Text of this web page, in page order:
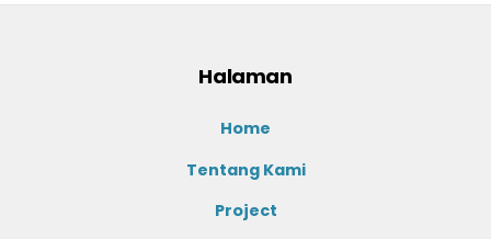
Halaman
Home
Tentang Kami
Project